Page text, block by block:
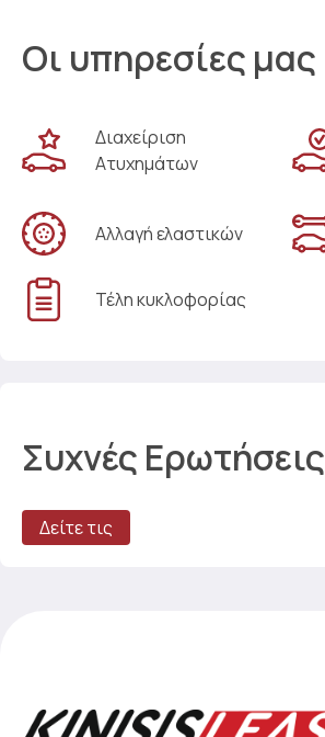
Οι υπηρεσίες μας
Διαχείριση
Ατυχημάτων
Αλλαγή ελαστικών
Τέλη κυκλοφορίας
Συχνές Ερωτήσεις
Δείτε τις